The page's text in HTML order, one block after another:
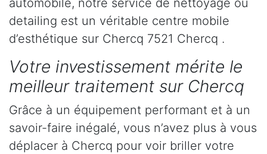
automobile, notre service de nettoyage ou
detailing est un véritable centre mobile
d’esthétique sur Chercq 7521 Chercq .
Votre investissement mérite le
meilleur traitement sur Chercq
Grâce à un équipement performant et à un
savoir-faire inégalé, vous n’avez plus à vous
déplacer à Chercq pour voir briller votre